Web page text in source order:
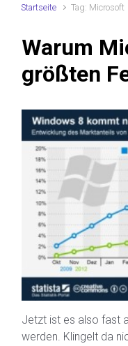
Startseite Tag: Microsoft
Warum
größten
Jetzt ist es also fast
werden. Klingelt da